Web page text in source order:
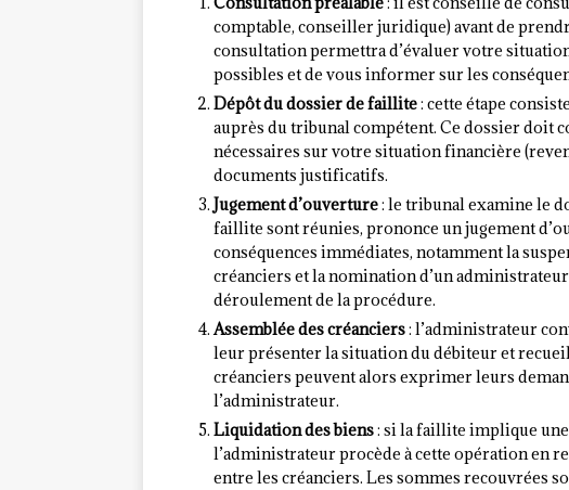
comptable, conseiller juridique) avant de
consultation permettra d’évaluer votre
possibles et de vous informer sur les
Dépôt du dossier de faillite: cette étape
auprès du tribunal compétent. Ce dossier doit
nécessaires sur votre situation financière
documents justificatifs.
Jugement d’ouverture: le tribunal examine le
faillite sont réunies, prononce un jugement
conséquences immédiates, notamment la
créanciers et la nomination d’un
déroulement de la procédure.
Assemblée des créanciers: l’administrateur
leur présenter la situation du débiteur et
créanciers peuvent alors exprimer leurs
l’administrateur.
Liquidation des biens: si la faillite implique
l’administrateur procède à cette opération en
entre les créanciers. Les sommes recouvrées